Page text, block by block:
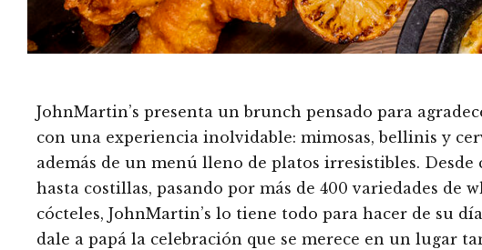
JohnMartin’s presenta un brunch pensado para
con una experiencia inolvidable: mimosas, bellinis y
además de un menú lleno de platos irresistibles. Desde
hasta costillas, pasando por más de 400 variedades de
cócteles, JohnMartin’s lo tiene todo para hacer de su
dale a papá la celebración que se merece en un lugar